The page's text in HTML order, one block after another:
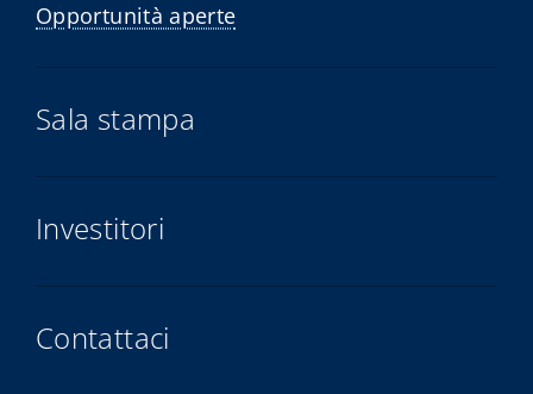
Opportunità aperte
Sala stampa
Investitori
Contattaci